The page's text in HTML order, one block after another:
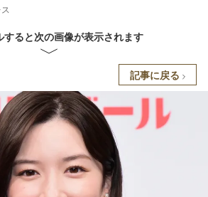
すると次の画像が表示されます
記事に戻る